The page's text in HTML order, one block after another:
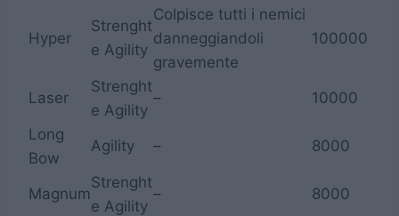
Hyper
Strenght
e Agility
Colpisce tutti i nemici
danneggiandoli
gravemente
100000
Laser
Strenght
e Agility
– 10000
Long
Bow
Agility – 8000
Magnum
Strenght
e Agility
– 8000